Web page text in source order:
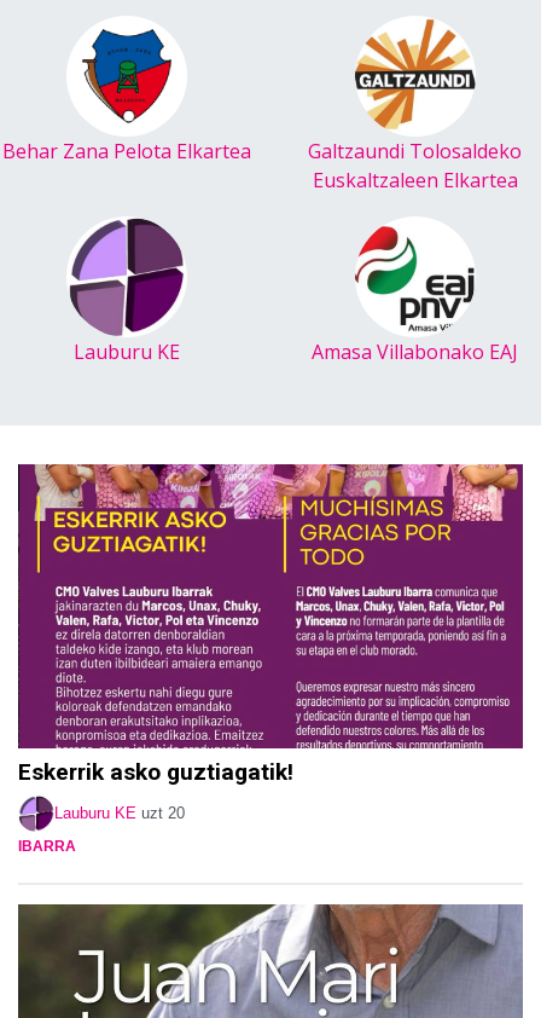
Behar Zana Pelota Elkartea
Galtzaundi Tolosaldeko
Euskaltzaleen Elkartea
Lauburu KE Amasa Villabonako EAJ
Eskerrik asko guztiagatik!
Lauburu KE uzt 20
IBARRA